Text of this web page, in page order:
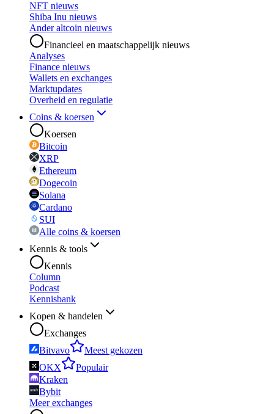
NFT nieuws
Shiba Inu nieuws
Ander altcoin nieuws
Financieel en maatschappelijk nieuws
Analyses
Finance nieuws
Wallets en exchanges
Marktupdates
Overheid en regulatie
Coins & koersen
Koersen
Bitcoin
XRP
Ethereum
Dogecoin
Solana
Cardano
SUI
Alle coins & koersen
Kennis & tools
Kennis
Column
Podcast
Kennisbank
Kopen & handelen
Exchanges
Bitvavo
Meest gekozen
OKX
Populair
Kraken
Bybit
Meer exchanges